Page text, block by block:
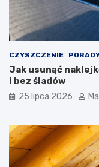
CZYSZCZENIE
Jak usunąć
i bez śladów
25 lipca 2026